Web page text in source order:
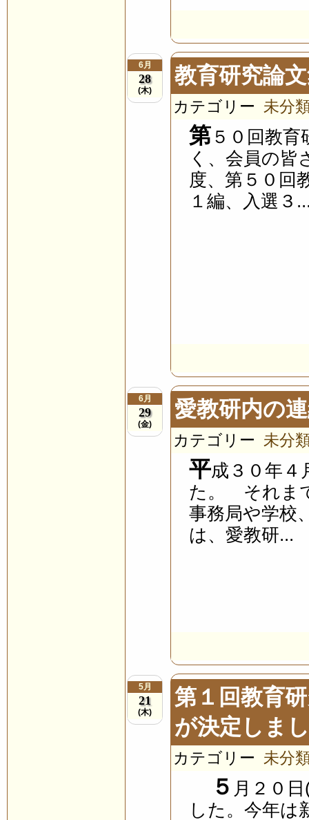
6月
28
(木)
教育研究論
カテゴリー 未分
第 ５０回教
く、会員の皆
度、第５０回
１編、入選３
6月
29
(金)
愛教研内の
カテゴリー 未分
平成３０年４
た。 それま
事務局や学校
は、愛教研...
5月
21
(木)
第１回教育
が決定しま
カテゴリー 未分
５ 月２０
した。今年は